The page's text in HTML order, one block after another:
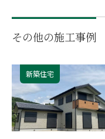
その他の施工事例
新築住宅